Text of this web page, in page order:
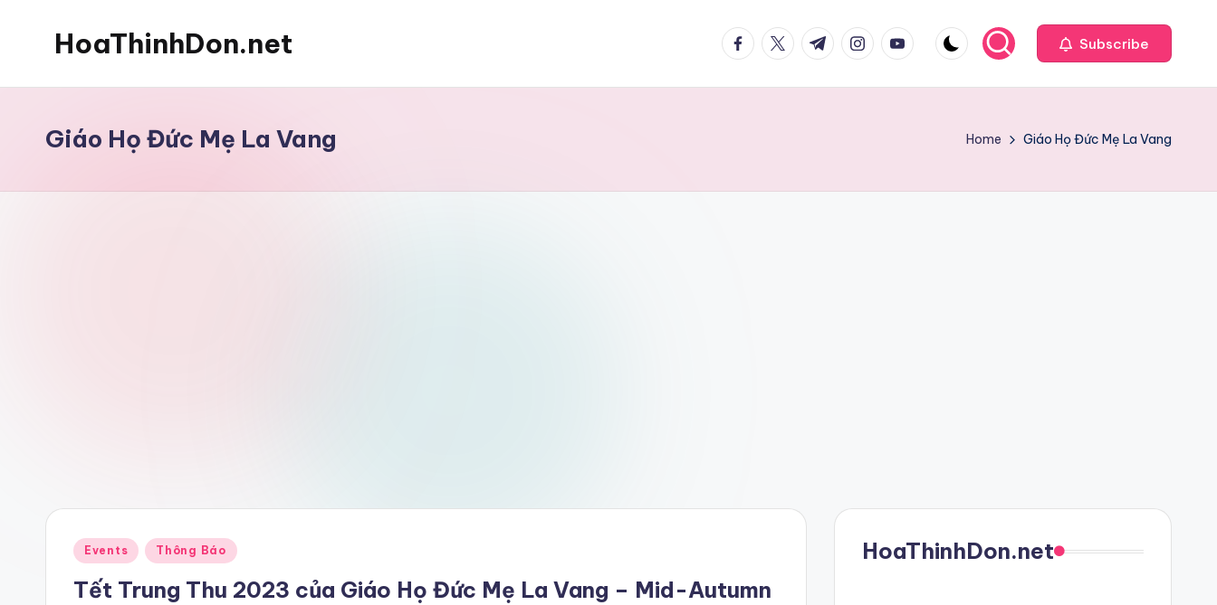
HoaThinhDon.net
in
Washington
facebook.com
twitter.com
t.me instagram.com
youtube.com Subscribe
Giáo Họ Đức Mẹ La Vang Home Giáo Họ Đức Mẹ La Vang
Posted
Events Thông Báo
Tết Trung Thu 2023 của Giáo Họ Đức Mẹ La Vang – Mid-Autumn
HoaThinhDon.net